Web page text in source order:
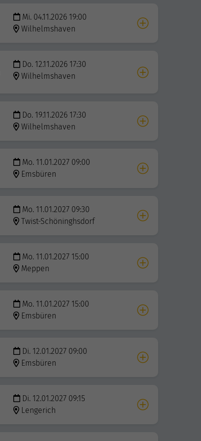
Mi. 04.11.2026 19:00
Wilhelmshaven
Do. 12.11.2026 17:30
Wilhelmshaven
Do. 19.11.2026 17:30
Wilhelmshaven
Mo. 11.01.2027 09:00
Emsbüren
Mo. 11.01.2027 09:30
Twist-Schöninghsdorf
Mo. 11.01.2027 15:00
Meppen
Mo. 11.01.2027 15:00
Emsbüren
Di. 12.01.2027 09:00
Emsbüren
Di. 12.01.2027 09:15
Lengerich